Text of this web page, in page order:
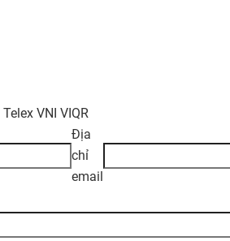
Telex VNI VIQR
Địa
chỉ
email